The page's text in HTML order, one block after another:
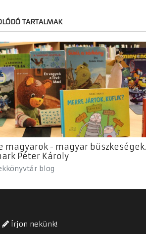
TARTALMAK
magyarok - magyar büszkeségek.
Péter Károly
blog
Írjon nekünk!